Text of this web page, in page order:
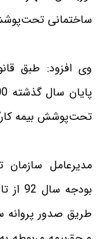
ساختمانی تحت‌پوشش
وی افزود: طبق
تحت‌پوشش بیمه
طریق صدور